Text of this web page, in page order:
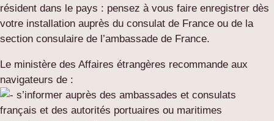
résident dans le pays : pensez à vous faire enregistrer dès
votre installation auprès du consulat de France ou de la
section consulaire de l’ambassade de France.
Le ministère des Affaires étrangères recommande aux
navigateurs de :
s’informer auprès des ambassades et consulats
français et des autorités portuaires ou maritimes